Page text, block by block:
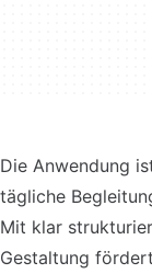
Die Anwendung
tägliche
Mit klar
Gestaltung fördert استقامة die regelmäßige Praxis von